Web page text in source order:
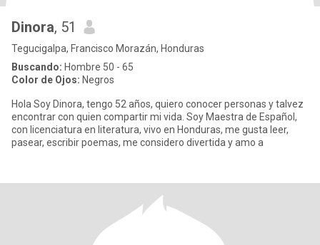
Dinora, 51
Tegucigalpa, Francisco Morazán, Honduras
Buscando: Hombre 50 - 65
Color de Ojos: Negros
Hola Soy Dinora, tengo 52 años, quiero conocer personas y talvez
encontrar con quien compartir mi vida. Soy Maestra de Español,
con licenciatura en literatura, vivo en Honduras, me gusta leer,
pasear, escribir poemas, me considero divertida y amo a